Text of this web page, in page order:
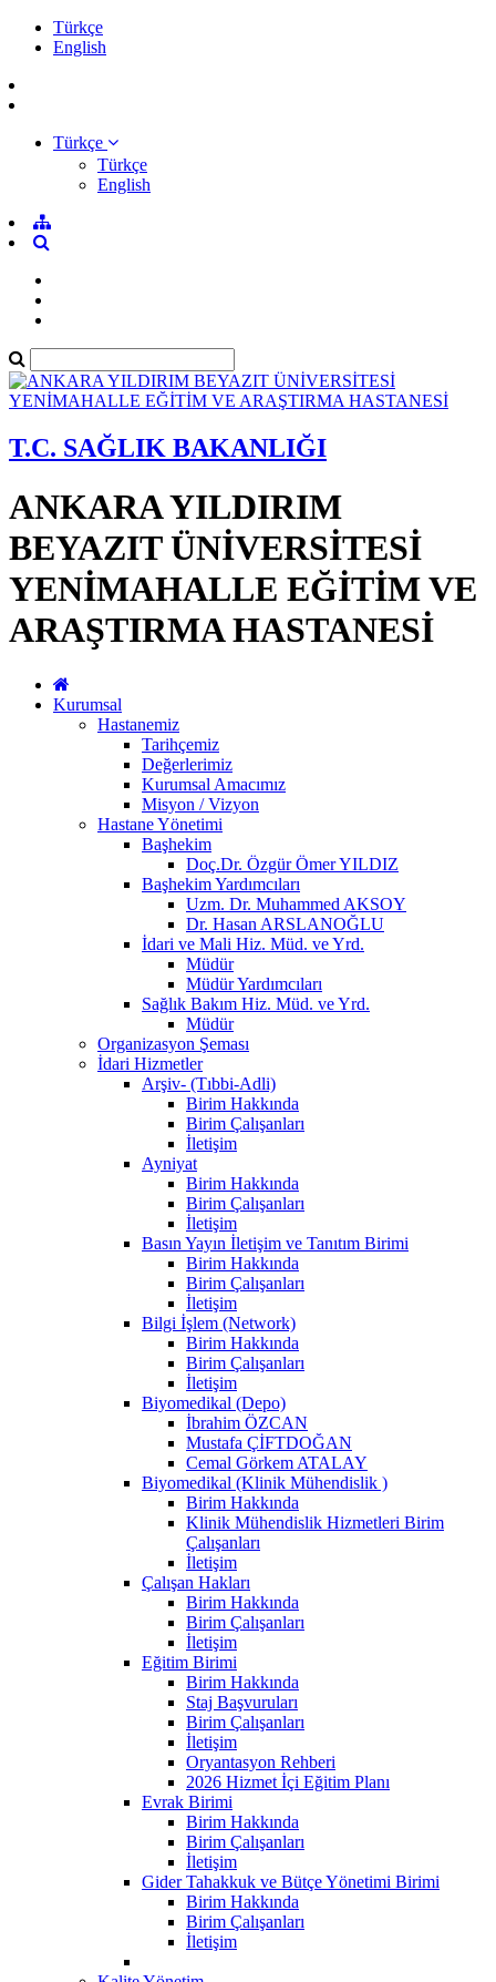
Türkçe
English
Türkçe
Türkçe
English
T.C. SAĞLIK BAKANLIĞI
ANKARA YILDIRIM
BEYAZIT ÜNİVERSİTESİ
YENİMAHALLE EĞİTİM VE
ARAŞTIRMA HASTANESİ
Kurumsal
Hastanemiz
Tarihçemiz
Değerlerimiz
Kurumsal Amacımız
Misyon / Vizyon
Hastane Yönetimi
Başhekim
Doç.Dr. Özgür Ömer YILDIZ
Başhekim Yardımcıları
Uzm. Dr. Muhammed AKSOY
Dr. Hasan ARSLANOĞLU
İdari ve Mali Hiz. Müd. ve Yrd.
Müdür
Müdür Yardımcıları
Sağlık Bakım Hiz. Müd. ve Yrd.
Müdür
Organizasyon Şeması
İdari Hizmetler
Arşiv- (Tıbbi-Adli)
Birim Hakkında
Birim Çalışanları
İletişim
Ayniyat
Birim Hakkında
Birim Çalışanları
İletişim
Basın Yayın İletişim ve Tanıtım Birimi
Birim Hakkında
Birim Çalışanları
İletişim
Bilgi İşlem (Network)
Birim Hakkında
Birim Çalışanları
İletişim
Biyomedikal (Depo)
İbrahim ÖZCAN
Mustafa ÇİFTDOĞAN
Cemal Görkem ATALAY
Biyomedikal (Klinik Mühendislik )
Birim Hakkında
Klinik Mühendislik Hizmetleri Birim
Çalışanları
İletişim
Çalışan Hakları
Birim Hakkında
Birim Çalışanları
İletişim
Eğitim Birimi
Birim Hakkında
Staj Başvuruları
Birim Çalışanları
İletişim
Oryantasyon Rehberi
2026 Hizmet İçi Eğitim Planı
Evrak Birimi
Birim Hakkında
Birim Çalışanları
İletişim
Gider Tahakkuk ve Bütçe Yönetimi Birimi
Birim Hakkında
Birim Çalışanları
İletişim